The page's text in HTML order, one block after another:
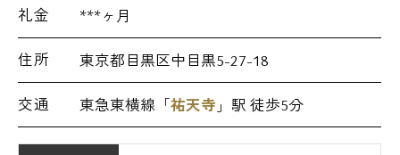
礼金 ***ヶ月
住所 東京都目黒区中目黒5-27-18
交通 東急東横線「祐天寺 」駅 徒歩5分